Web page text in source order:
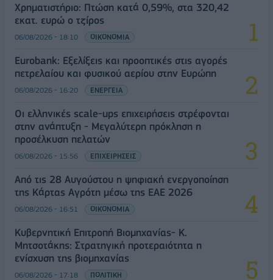
Χρηματιστήριο: Πτώση κατά 0,59%, στα 320,42
εκατ. ευρώ ο τζίρος
06/08/2026 - 18:10 ΟΙΚΟΝΟΜΙΑ
Eurobank: Εξελίξεις και προοπτικές στις αγορές
πετρελαίου και φυσικού αερίου στην Ευρώπη
06/08/2026 - 16:20 ΕΝΕΡΓΕΙΑ
Οι ελληνικές scale-ups επιχειρήσεις στρέφονται
στην ανάπτυξη - Μεγαλύτερη πρόκληση η
προσέλκυση πελατών
06/08/2026 - 15:56 ΕΠΙΧΕΙΡΗΣΕΙΣ
Από τις 28 Αυγούστου η ψηφιακή ενεργοποίηση
της Κάρτας Αγρότη μέσω της ΕΑΕ 2026
06/08/2026 - 16:51 ΟΙΚΟΝΟΜΙΑ
Κυβερνητική Επιτροπή Βιομηχανίας- Κ.
Μητσοτάκης: Στρατηγική προτεραιότητα η
ενίσχυση της βιομηχανίας
06/08/2026 - 17:18 ΠΟΛΙΤΙΚΗ